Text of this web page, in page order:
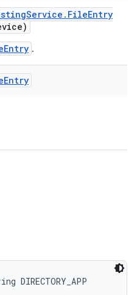
Service . FileEntry
.
Entry